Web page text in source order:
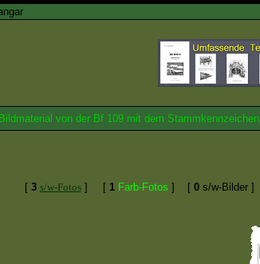
Bildmaterial von der Bf 109 mit dem Stammkennzeichen
[ 3 s/w-Fotos] [ 1 Farb-Fotos ] [ 0 s/w-Bilder ]